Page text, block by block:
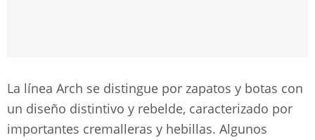
La línea Arch se distingue por zapatos y botas con
un diseño distintivo y rebelde, caracterizado por
importantes cremalleras y hebillas. Algunos